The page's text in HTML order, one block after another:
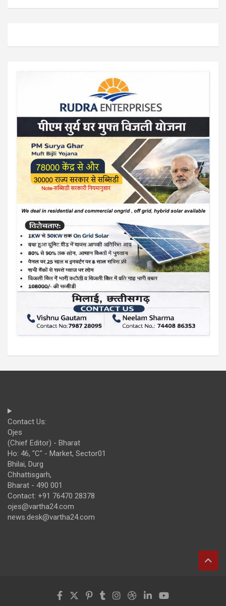
Contact Us:
Ojes
(Chief Editor) - Bharat
Ho: 46, "C" - Market, Sector01
Bhilai, Durg
Chhattisgarh,
Bharat - 490 001
Contact: +91 76470 28378
ojes@vartha24.com
news.desk@vartha24.com